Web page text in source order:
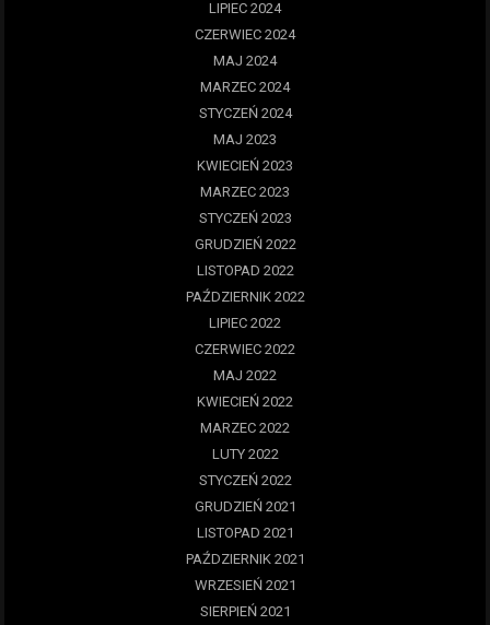
LIPIEC 2024
CZERWIEC 2024
MAJ 2024
MARZEC 2024
STYCZEŃ 2024
MAJ 2023
KWIECIEŃ 2023
MARZEC 2023
STYCZEŃ 2023
GRUDZIEŃ 2022
LISTOPAD 2022
PAŹDZIERNIK 2022
LIPIEC 2022
CZERWIEC 2022
MAJ 2022
KWIECIEŃ 2022
MARZEC 2022
LUTY 2022
STYCZEŃ 2022
GRUDZIEŃ 2021
LISTOPAD 2021
PAŹDZIERNIK 2021
WRZESIEŃ 2021
SIERPIEŃ 2021